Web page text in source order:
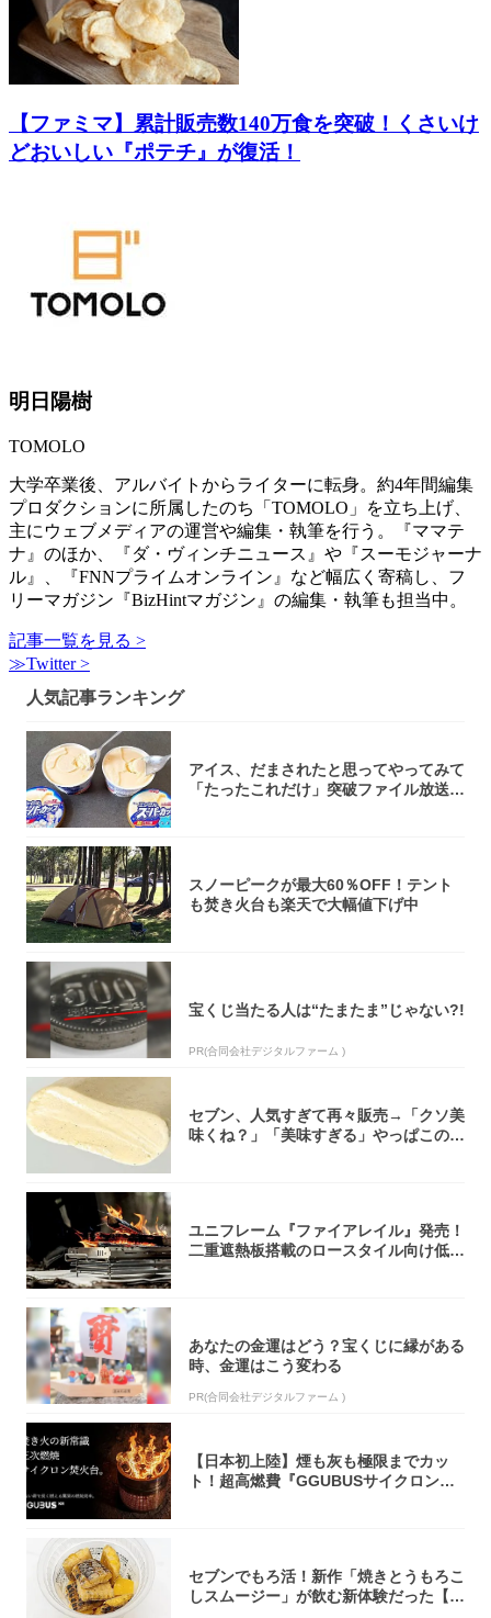
【ファミマ】累計販売数140万食を突破！くさいけ
どおいしい『ポテチ』が復活！
明日陽樹
TOMOLO
大学卒業後、アルバイトからライターに転身。約4年間編集
プロダクションに所属したのち「TOMOLO」を立ち上げ、
主にウェブメディアの運営や編集・執筆を行う。『ママテ
ナ』のほか、『ダ・ヴィンチニュース』や『スーモジャーナ
ル』、『FNNプライムオンライン』など幅広く寄稿し、フ
リーマガジン『BizHintマガジン』の編集・執筆も担当中。
記事一覧を見る >
≫Twitter >
人気記事ランキング
アイス、だまされたと思ってやってみて
「たったこれだけ」突破ファイル放送で
スノーピークが最大60％OFF！テント
も焚き火台も楽天で大幅値下げ中
宝くじ当たる人は“たまたま”じゃない?!
PR(合同会社デジタルファーム )
セブン、人気すぎて再々販売→「クソ美
味くね？」「美味すぎる」やっぱこのク
ユニフレーム『ファイアレイル』発売！
二重遮熱板搭載のロースタイル向け低型
あなたの金運はどう？宝くじに縁がある
時、金運はこう変わる
PR(合同会社デジタルファーム )
【日本初上陸】煙も灰も極限までカッ
ト！超高燃費『GGUBUSサイクロン焚
セブンでもろ活！新作「焼きとうもろこ
しスムージー」が飲む新体験だった【東